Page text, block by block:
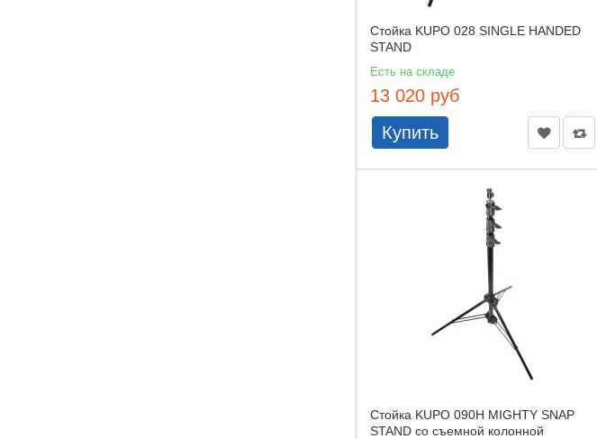
Стойка KUPO 028 SINGLE HANDED
STAND
Есть на складе
13 020 руб
Купить
Стойка KUPO 090H MIGHTY SNAP
STAND со съемной колонной